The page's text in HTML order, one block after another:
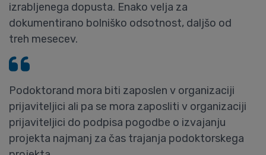
izrabljenega dopusta. Enako velja za
dokumentirano bolniško odsotnost, daljšo od
treh mesecev.
Podoktorand mora biti zaposlen v organizaciji
prijaviteljici ali pa se mora zaposliti v organizaciji
prijaviteljici do podpisa pogodbe o izvajanju
projekta najmanj za čas trajanja podoktorskega